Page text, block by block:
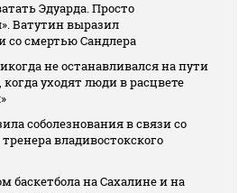
Эдуарда. Просто
Ватутин выразил
со смертью Сандлера
не останавливался на пути
уходят люди в расцвете
соболезнования в связи со
владивостокского
баскетбола на Сахалине и на